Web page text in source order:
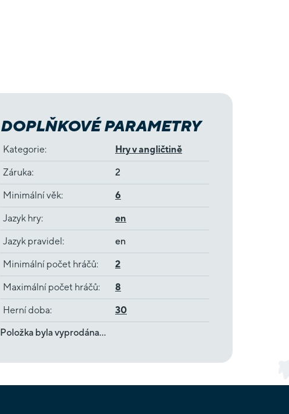
DOPLŇKOVÉ PARAMETRY
Kategorie: Hry v angličtině
Záruka: 2
Minimální věk: 6
Jazyk hry: en
Jazyk pravidel: en
Minimální počet hráčů: 2
Maximální počet hráčů: 8
Herní doba:
30
Položka byla vyprodána…